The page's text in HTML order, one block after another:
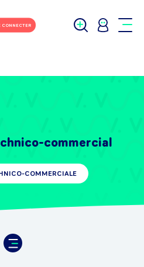
CONNECTER
commercial
COMMERCIALE